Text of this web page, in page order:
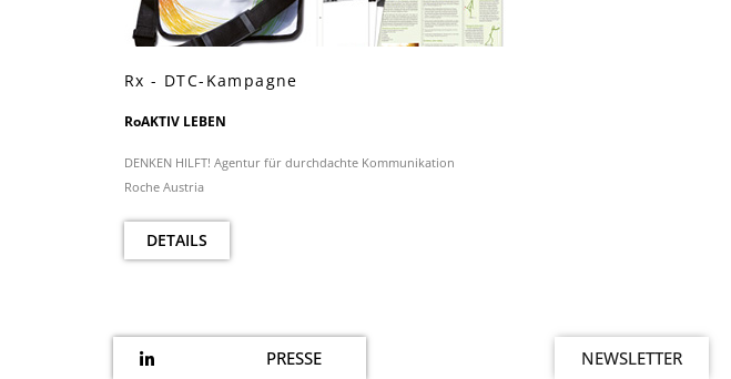
Rx - DTC-Kampagne
RoAKTIV LEBEN
DENKEN HILFT! Agentur für durchdachte Kommunikation
Roche Austria
DETAILS
PRESSE NEWSLETTER